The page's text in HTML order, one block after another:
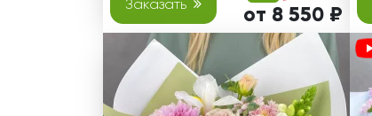
Заказать
от 8 550 ₽